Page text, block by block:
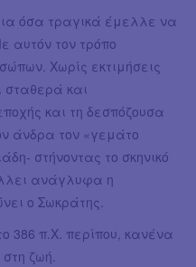
όσα τραγικά έμελλε να
αυτόν τον τρόπο
Χωρίς εκτιμήσεις
σταθερά και
και τη δεσπόζουσα
άνδρα τον «γεμάτο
στήνοντας το σκηνικό
ανάγλυφα η
ο Σωκράτης.
386 π.Χ. περίπου, κανένα
ζωή.